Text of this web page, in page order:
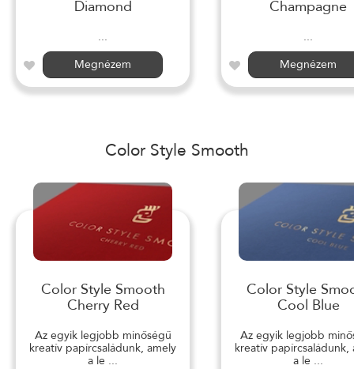
Diamond
...
Megnézem
Champagne
...
Megnézem
Color Style Smooth
Color Style Smooth
Cherry Red
Az egyik legjobb minőségű
kreatív papírcsaládunk, amely
a le ...
Color Style
Cool Blue
Az egyik legjobb
kreatív papírcsaládunk,
a le ...